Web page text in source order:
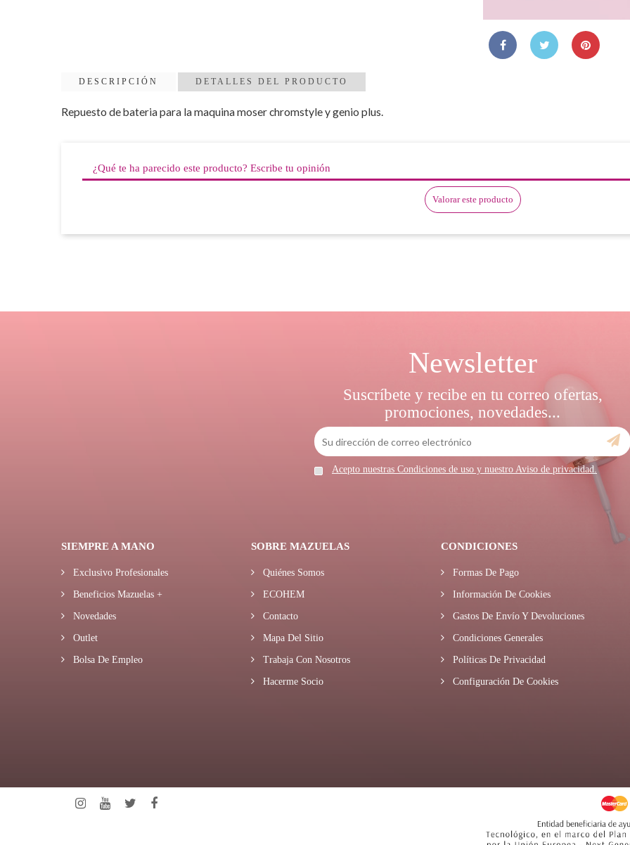
DESCRIPCIÓN DETALLES DEL PRODUCTO
Repuesto de bateria para la maquina moser chromstyle y genio plus.
¿Qué te ha parecido este producto? Escribe tu opinión
Valorar este producto
Newsletter
Suscríbete y recibe en tu correo ofertas,
promociones, novedades...
Acepto nuestras Condiciones de uso y nuestro Aviso de privacidad.
SIEMPRE A MANO
Exclusivo Profesionales
Beneficios Mazuelas +
Novedades
Outlet
Bolsa De Empleo
SOBRE MAZUELAS
Quiénes Somos
ECOHEM
Contacto
Mapa Del Sitio
Trabaja Con Nosotros
Hacerme Socio
CONDICIONES
Formas De Pago
Información De Cookies
Gastos De Envío Y Devoluciones
Condiciones Generales
Políticas De Privacidad
Configuración De Cookies